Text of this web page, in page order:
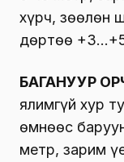
хүрч, зөөлөн
Өдөртөө
БАГАНУУР
ялимгүй хур
өмнөөс
метр, зарим